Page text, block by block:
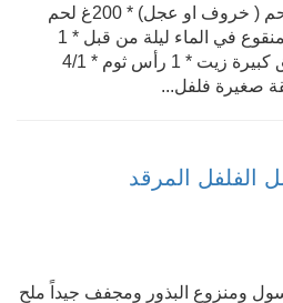
المقادير: * 300غ قطع من لحم ( خروف او عجل) * 200غ لحم
مفروم *حفنة من الحمص المنقوع في الماء ليلة من قبل * 1
ملعقة كبيرة سمن * 2 ملاعق كبيرة زيت * 1 رأس ثوم * 4/1
المرقد
ومنزوع البذور ومجفف جيداً ملح